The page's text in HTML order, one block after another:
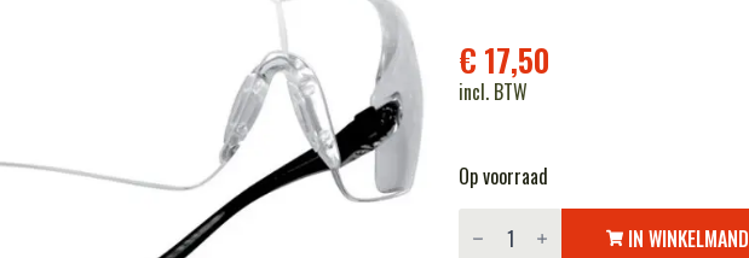
€ 17,50
incl. BTW
Op voorraad
Bollé
cobra IN WINKELMAND